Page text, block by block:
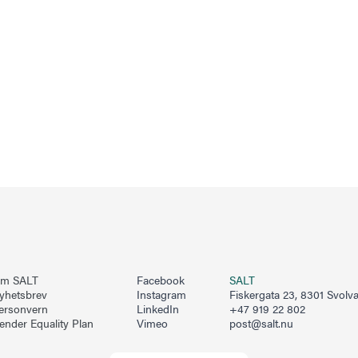
SALT
Equality Plan
Facebook
Instagram
LinkedIn
Vimeo
SALT
Fiskergata 23, 8301
+47 919 22 802
post@salt.nu